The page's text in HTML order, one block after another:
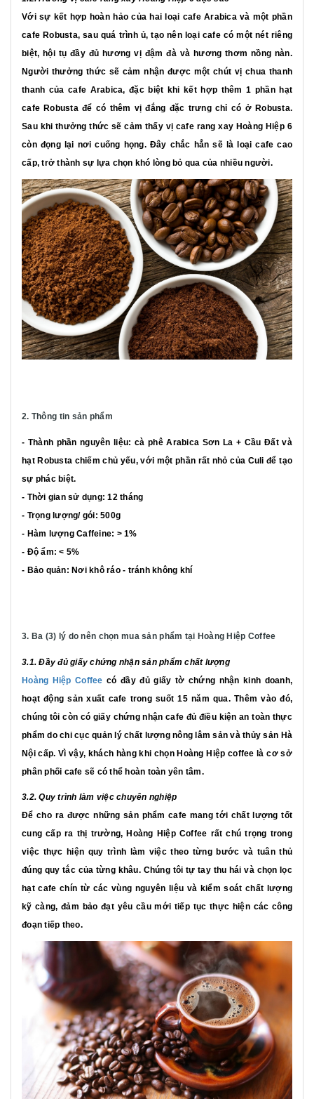
Với sự kết hợp hoàn hảo của hai loại cafe Arabica và một phần
cafe Robusta, sau quá trình ủ, tạo nên loại cafe có một nét riêng
biệt, hội tụ đầy đủ hương vị đậm đà và hương thơm nồng nàn.
Người thưởng thức sẽ cảm nhận được một chút vị chua thanh
thanh của cafe Arabica, đặc biệt khi kết hợp thêm 1 phần hạt
cafe Robusta để có thêm vị đắng đặc trưng chỉ có ở Robusta.
Sau khi thưởng thức sẽ cảm thấy vị cafe rang xay Hoàng Hiệp 6
còn đọng lại nơi cuống họng. Đây chắc hẳn sẽ là loại cafe cao
cấp, trở thành sự lựa chọn khó lòng bỏ qua của nhiều người.
2. Thông tin sản phẩm
- Thành phần nguyên liệu: cà phê Arabica Sơn La + Cầu Đất và
hạt Robusta chiếm chủ yếu, với một phần rất nhỏ của Culi để tạo
sự phác biệt.
- Thời gian sử dụng: 12 tháng
- Trọng lượng/ gói: 500g
- Hàm lượng Caffeine: > 1%
- Độ ẩm: < 5%
- Bảo quản: Nơi khô ráo - tránh không khí
3. Ba (3) lý do nên chọn mua sản phẩm tại Hoàng Hiệp Coffee
3.1. Đầy đủ giấy chứng nhận sản phẩm chất lượng
Hoàng Hiệp Coffee có đầy đủ giấy tờ chứng nhận kinh doanh,
hoạt động sản xuất cafe trong suốt 15 năm qua. Thêm vào đó,
chúng tôi còn có giấy chứng nhận cafe đủ điều kiện an toàn thực
phẩm do chi cục quản lý chất lượng nông lâm sản và thủy sản Hà
Nội cấp. Vì vậy, khách hàng khi chọn Hoàng Hiệp coffee là cơ sở
phân phối cafe sẽ có thể hoàn toàn yên tâm.
3.2. Quy trình làm việc chuyên nghiệp
Để cho ra được những sản phẩm cafe mang tới chất lượng tốt
cung cấp ra thị trường, Hoàng Hiệp Coffee rất chú trọng trong
việc thực hiện quy trình làm việc theo từng bước và tuân thủ
đúng quy tắc của từng khâu. Chúng tôi tự tay thu hái và chọn lọc
hạt cafe chín từ các vùng nguyên liệu và kiểm soát chất lượng
kỹ càng, đảm bảo đạt yêu cầu mới tiếp tục thực hiện các công
đoạn tiếp theo.